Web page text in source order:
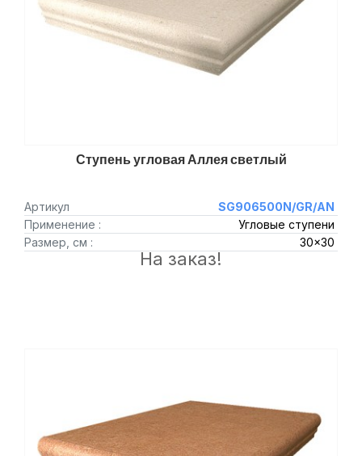
Ступень угловая Аллея светлый
Артикул
SG906500N/GR/AN
Применение :
Угловые ступени
Размер, см :
30x30
На заказ!